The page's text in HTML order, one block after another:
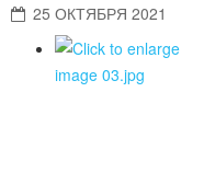
25 ОКТЯБРЯ 2021